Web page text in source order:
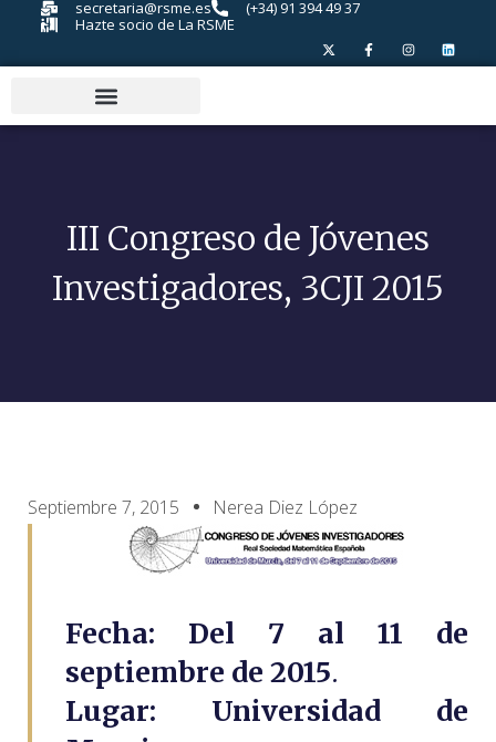
secretaria@rsme.es
(+34) 91 394 49 37
Hazte socio de La RSME
III Congreso de Jóvenes
Investigadores, 3CJI 2015
Septiembre 7, 2015 Nerea Diez López
Fecha: Del 7 al 11 de
septiembre de 2015.
Lugar: Universidad de